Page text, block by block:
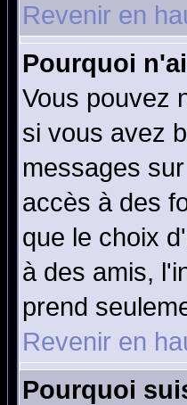
Revenir en
Pourquoi
Vous pouvez
si vous avez
messages
accès à des
que le choix
à des amis,
prend
Revenir en
Pourquoi